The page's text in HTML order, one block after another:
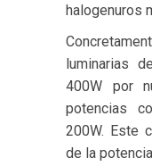
halogenuros
luminarias
400W por
potencias
200W. Este
de la